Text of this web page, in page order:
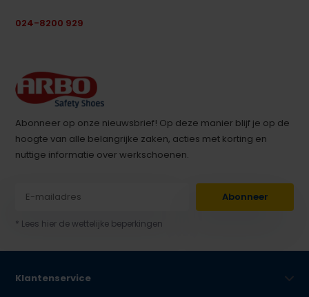
024-8200 929
Abonneer op onze nieuwsbrief! Op deze manier blijf je op de
hoogte van alle belangrijke zaken, acties met korting en
nuttige informatie over werkschoenen.
Abonneer
* Lees hier de wettelijke beperkingen
Klantenservice